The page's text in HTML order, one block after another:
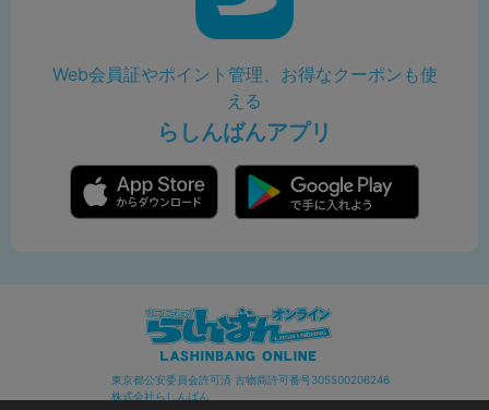
Web会員証やポイント管理、お得なクーポンも使
える
らしんばんアプリ
東京都公安委員会許可済 古物商許可番号305500206246
株式会社らしんばん